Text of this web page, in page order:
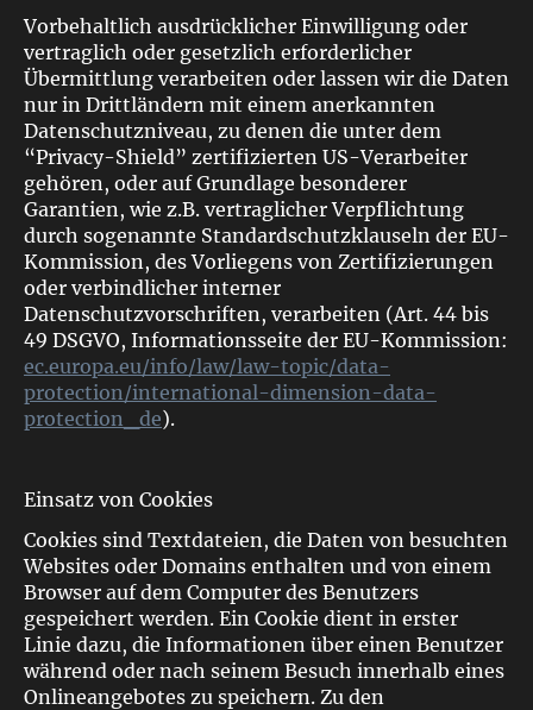
Vorbehaltlich ausdrücklicher Einwilligung oder
vertraglich oder gesetzlich erforderlicher
Übermittlung verarbeiten oder lassen wir die Daten
nur in Drittländern mit einem anerkannten
Datenschutzniveau, zu denen die unter dem
“Privacy-Shield” zertifizierten US-Verarbeiter
gehören, oder auf Grundlage besonderer
Garantien, wie z.B. vertraglicher Verpflichtung
durch sogenannte Standardschutzklauseln der EU-
Kommission, des Vorliegens von Zertifizierungen
oder verbindlicher interner
Datenschutzvorschriften, verarbeiten (Art. 44 bis
49 DSGVO, Informationsseite der EU-Kommission:
ec.europa.eu/info/law/law-topic/data-
protection/international-dimension-data-
protection_de).
Einsatz von Cookies
Cookies sind Textdateien, die Daten von besuchten
Websites oder Domains enthalten und von einem
Browser auf dem Computer des Benutzers
gespeichert werden. Ein Cookie dient in erster
Linie dazu, die Informationen über einen Benutzer
während oder nach seinem Besuch innerhalb eines
Onlineangebotes zu speichern. Zu den